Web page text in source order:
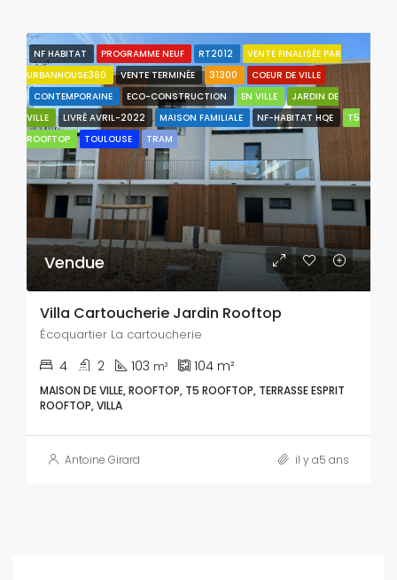
NF HABITAT PROGRAMME NEUF RT2012
VENTE FINALISÉE PAR
URBANHOUSE360
VENTE TERMINÉE 31300
COEUR DE VILLE
CONTEMPORAINE
ECO-CONSTRUCTION EN VILLE
JARDIN DE
VILLE
LIVRÉ AVRIL-2022 MAISON FAMILIALE NF-HABITAT HQE
T5
ROOFTOP
TOULOUSE TRAM
Vendue
Villa Cartoucherie Jardin Rooftop
Écoquartier La cartoucherie
4 2 103 m² 104 m²
MAISON DE VILLE, ROOFTOP, T5 ROOFTOP, TERRASSE ESPRIT
ROOFTOP, VILLA
Antoine Girard il y a5 ans